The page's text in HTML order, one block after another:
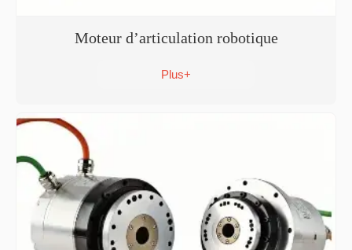
Moteur d’articulation robotique
Plus+